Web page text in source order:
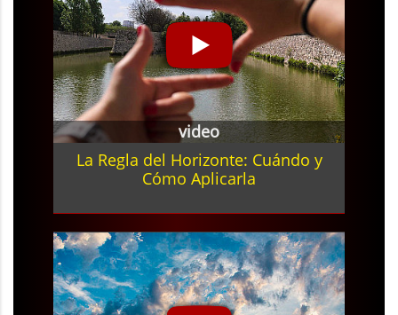
video
La Regla del Horizonte: Cuándo y
Cómo Aplicarla